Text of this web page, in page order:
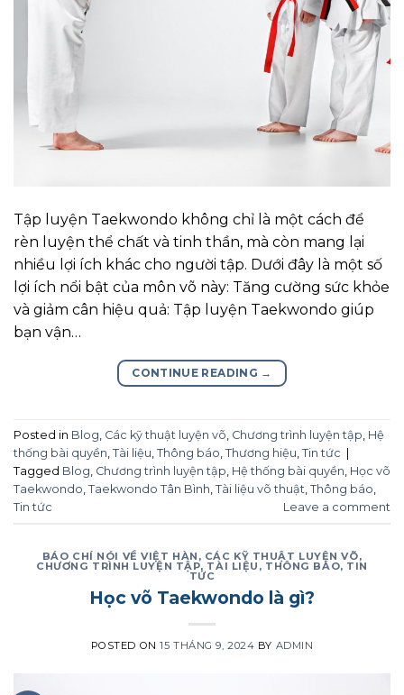
Tập luyện Taekwondo không chỉ là một cách để
rèn luyện thể chất và tinh thần, mà còn mang lại
nhiều lợi ích khác cho người tập. Dưới đây là một số
lợi ích nổi bật của môn võ này: Tăng cường sức khỏe
và giảm cân hiệu quả: Tập luyện Taekwondo giúp
bạn vận…
CONTINUE READING →
Posted in Blog Các kỹ thuật luyện võ Chương trình luyện tập Hệ
thống bài quyền Tài liệu Thông báo Thương hiệu Tin tức |
Tagged Blog Chương trình luyện tập Hệ thống bài quyền Học võ
Taekwondo Taekwondo Tân Bình Tài liệu võ thuật Thông báo
Tin tức
Leave a comment
BÁO CHÍ NÓI VỀ VIỆT HÀN , CÁC KỸ THUẬT LUYỆN VÕ,
CHƯƠNG TRÌNH LUYỆN TẬP, TÀI LIỆU , THÔNG BÁO, TIN
TỨC
Học võ Taekwondo là gì?
POSTED ON15 THÁNG 9, 2024 BY ADMIN